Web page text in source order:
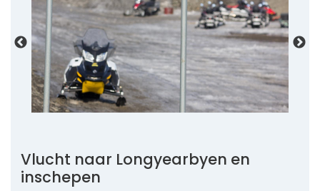
Vlucht naar Longyearbyen en
inschepen